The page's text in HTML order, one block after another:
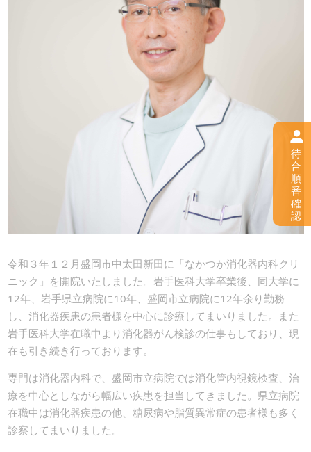
待
合
順
番
確
認
令和３年１２月盛岡市中太田新田に「なかつか消化器内科クリ
ニック」を開院いたしました。岩手医科大学卒業後、同大学に
12年、岩手県立病院に10年、盛岡市立病院に12年余り勤務
し、消化器疾患の患者様を中心に診療してまいりました。また
岩手医科大学在職中より消化器がん検診の仕事もしており、現
在も引き続き行っております。
専門は消化器内科で、盛岡市立病院では消化管内視鏡検査、治
療を中心としながら幅広い疾患を担当してきました。県立病院
在職中は消化器疾患の他、糖尿病や脂質異常症の患者様も多く
診察してまいりました。